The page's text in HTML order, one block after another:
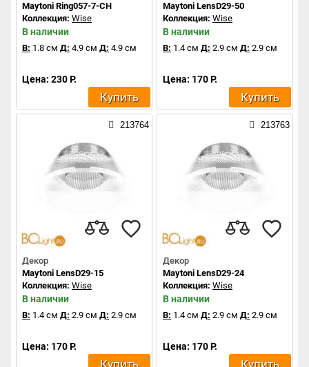
Maytoni Ring057-7-CH
Коллекция: Wise
В наличии
В: 1.8 см Д: 4.9 см Д: 4.9 см
Цена: 230 Р.
Купить
Maytoni LensD29-50
Коллекция: Wise
В наличии
В: 1.4 см Д: 2.9 см Д: 2.9 см
Цена: 170 Р.
Купить
213764
Декор
Maytoni LensD29-15
Коллекция: Wise
В наличии
В: 1.4 см Д: 2.9 см Д: 2.9 см
Цена: 170 Р.
Купить
213763
Декор
Maytoni LensD29-24
Коллекция: Wise
В наличии
В: 1.4 см Д: 2.9 см Д: 2.9 см
Цена: 170 Р.
Купить